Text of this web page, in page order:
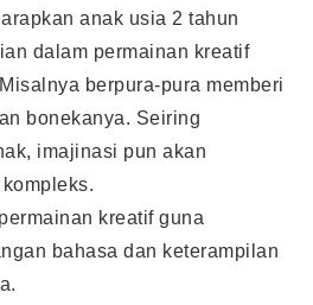
anak usia 2 tahun
dalam permainan kreatif
berpura-pura memberi
bonekanya. Seiring
imajinasi pun akan
kreatif guna
bahasa dan keterampilan